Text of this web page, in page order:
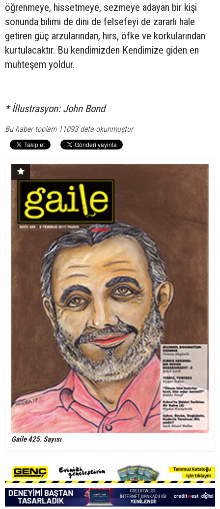
öğrenmeye, hissetmeye, sezmeye adayan bir kişi
sonunda bilimi de dini de felsefeyi de zararlı hale
getiren güç arzularından, hırs, öfke ve korkularından
kurtulacaktır. Bu kendimizden Kendimize giden en
muhteşem yoldur.
* İllustrasyon: John Bond
Bu haber toplam 11093 defa okunmuştur
Gaile 425. Sayısı